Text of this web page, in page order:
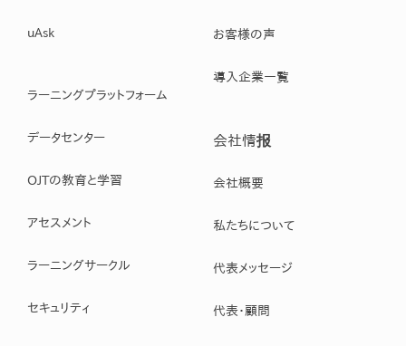
uAsk
ラーニングプラットフォーム
データセンター
OJTの教育と学習
アセスメント
ラーニングサークル
セキュリティ
お客様の声
導入企業一覧
会社情报
会社概要
私たちについて
代表メッセージ
代表・顧問